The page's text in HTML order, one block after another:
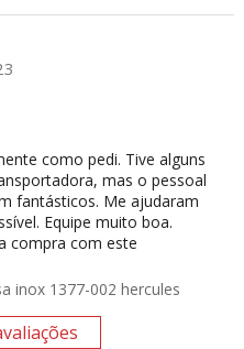
como pedi. Tive alguns
mas o pessoal
fantásticos. Me ajudaram
Equipe muito boa.
compra com este
inox 1377-002 hercules